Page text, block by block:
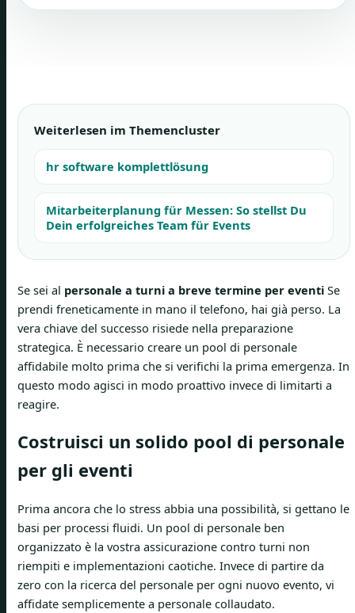
Weiterlesen im Themencluster
hr software komplettlösung
Mitarbeiterplanung für Messen: So stellst Du
Dein erfolgreiches Team für Events
Se sei al personale a turni a breve termine per eventi Se
prendi freneticamente in mano il telefono, hai già perso. La
vera chiave del successo risiede nella preparazione
strategica. È necessario creare un pool di personale
affidabile molto prima che si verifichi la prima emergenza. In
questo modo agisci in modo proattivo invece di limitarti a
reagire.
Costruisci un solido pool di personale
per gli eventi
Prima ancora che lo stress abbia una possibilità, si gettano le
basi per processi fluidi. Un pool di personale ben
organizzato è la vostra assicurazione contro turni non
riempiti e implementazioni caotiche. Invece di partire da
zero con la ricerca del personale per ogni nuovo evento, vi
affidate semplicemente a personale collaudato.